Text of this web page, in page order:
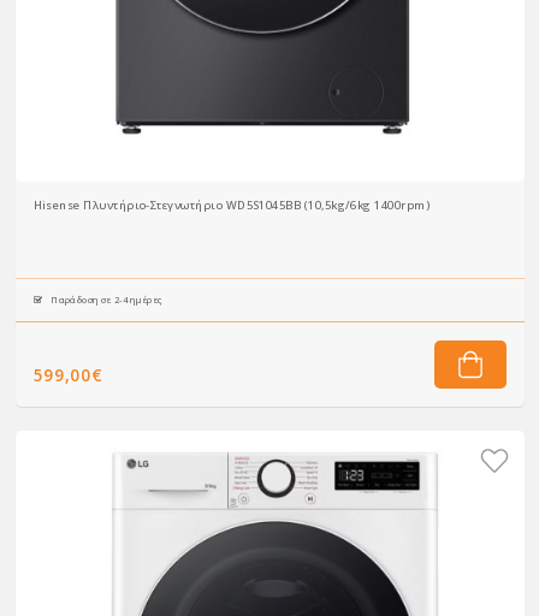
Hisense Πλυντήριο-Στεγνωτήριο WD5S1045BB (10,5kg/6kg 1400rpm)
Παράδοση σε 2-4 ημέρες
599,00€